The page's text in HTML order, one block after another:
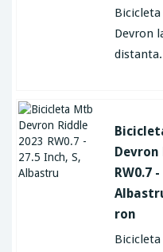
Bicicleta
Devron
distanta.
Devron
RW0.7
ron